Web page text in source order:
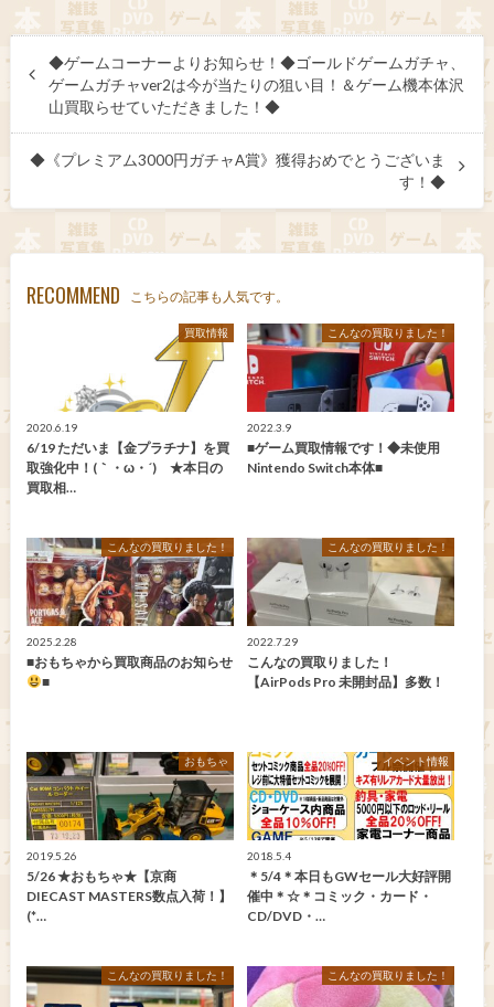
◆ゲームコーナーよりお知らせ！◆ゴールドゲームガチャ、
ゲームガチャver2は今が当たりの狙い目！＆ゲーム機本体沢
山買取らせていただきました！◆
◆《プレミアム3000円ガチャA賞》獲得おめでとうございま
す！◆
RECOMMEND こちらの記事も人気です。
買取情報
2020.6.19
6/19 ただいま【金プラチナ】を買
取強化中！(｀・ω・´)ゞ★本日の
買取相…
こんなの買取りました！
2022.3.9
■ゲーム買取情報です！◆未使用
Nintendo Switch本体■
こんなの買取りました！
2025.2.28
■おもちゃから買取商品のお知らせ
■
こんなの買取りました！
2022.7.29
こんなの買取りました！
【AirPods Pro 未開封品】多数！
おもちゃ
2019.5.26
5/26 ★おもちゃ★【京商
DIECAST MASTERS数点入荷！】
(*…
イベント情報
2018.5.4
＊5/4＊本日もGWセール大好評開
催中＊☆＊コミック・カード・
CD/DVD・…
こんなの買取りました！ こんなの買取りました！